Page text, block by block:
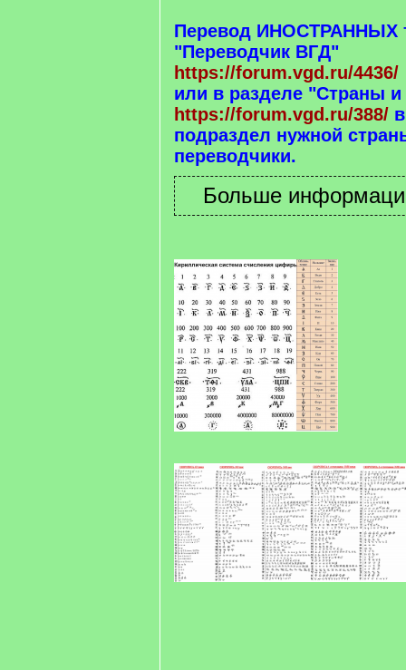
Перевод ИНОСТРАННЫХ
"Переводчик ВГД"
https://forum.vgd.ru/4436/
или в разделе "Страны
https://forum.vgd.ru/388/
подраздел нужной
переводчики.